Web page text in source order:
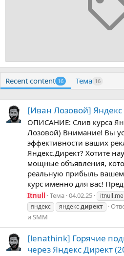
Recent content 16 Тема 16
[Иван Лозовой] Яндекс
ОПИСАНИЕ: Слив курса
Лозовой) Внимание! Вы
эффективности ваших
Яндекс.Директ? Хотите
мощные объявления,
реальную прибыль
курс именно для вас!
Itnull Тема 04.02.25 itnull.me
яндекс
яндексдирект
и SMM
[lenathink] Горячие
через Яндекс Директ